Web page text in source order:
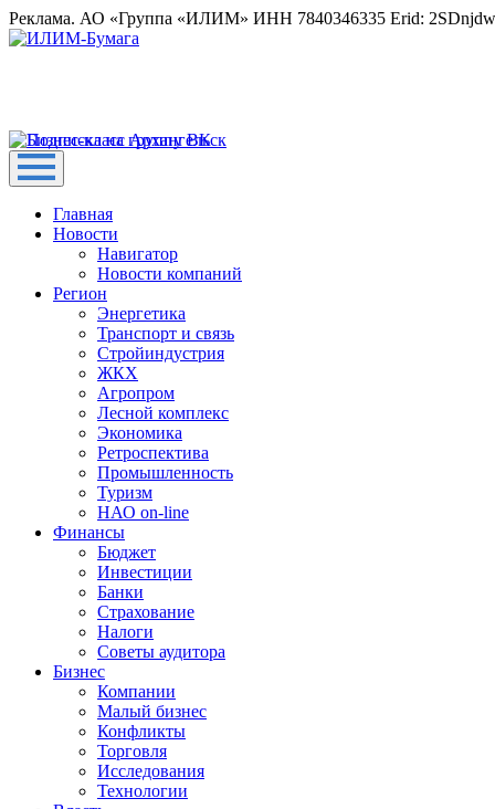
Реклама. АО «Группа «ИЛИМ» ИНН 7840346335 Erid:
Главная
Новости
Навигатор
Новости компаний
Регион
Энергетика
Транспорт и связь
Стройиндустрия
ЖКХ
Агропром
Лесной комплекс
Экономика
Ретроспектива
Промышленность
Туризм
НАО on-line
Финансы
Бюджет
Инвестиции
Банки
Страхование
Налоги
Советы аудитора
Бизнес
Компании
Малый бизнес
Конфликты
Торговля
Исследования
Технологии